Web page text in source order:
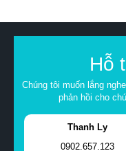
Hỗ
Chúng tôi muốn lắng
phản hồi cho
Thanh Ly
0902.657.123